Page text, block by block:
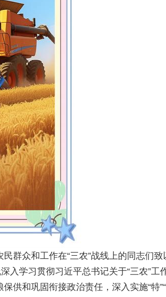
群众和工作在“三农”战线上的同志们
入学习贯彻习近平总书记关于“三农”工
供和巩固衔接政治责任，深入实施“特